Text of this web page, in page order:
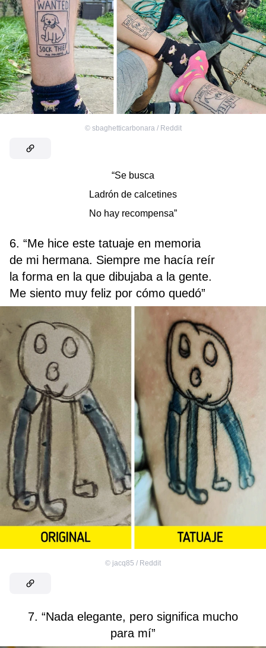
© sbaghetticarbonara / Reddit
“Se busca
Ladrón de calcetines
No hay recompensa”
6. “Me hice este tatuaje en memoria
de mi hermana. Siempre me hacía reír
la forma en la que dibujaba a la gente.
Me siento muy feliz por cómo quedó”
© jacq85 / Reddit
7. “Nada elegante, pero significa mucho
para mí”